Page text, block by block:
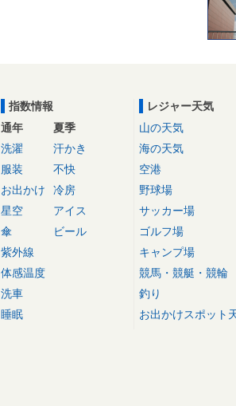
指数情報
通年
洗濯
服装
お出かけ
星空
傘
紫外線
体感温度
洗車
睡眠
夏季
汗かき
不快
冷房
アイス
ビール
レジャー天気
山の天気
海の天気
空港
野球場
サッカー場
ゴルフ場
キャンプ場
競馬・競艇・競輪
釣り
お出かけスポット